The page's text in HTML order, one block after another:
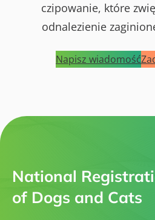
czipowanie, które
odnalezienie
Napisz wiadomość
National
of Dogs and Cats